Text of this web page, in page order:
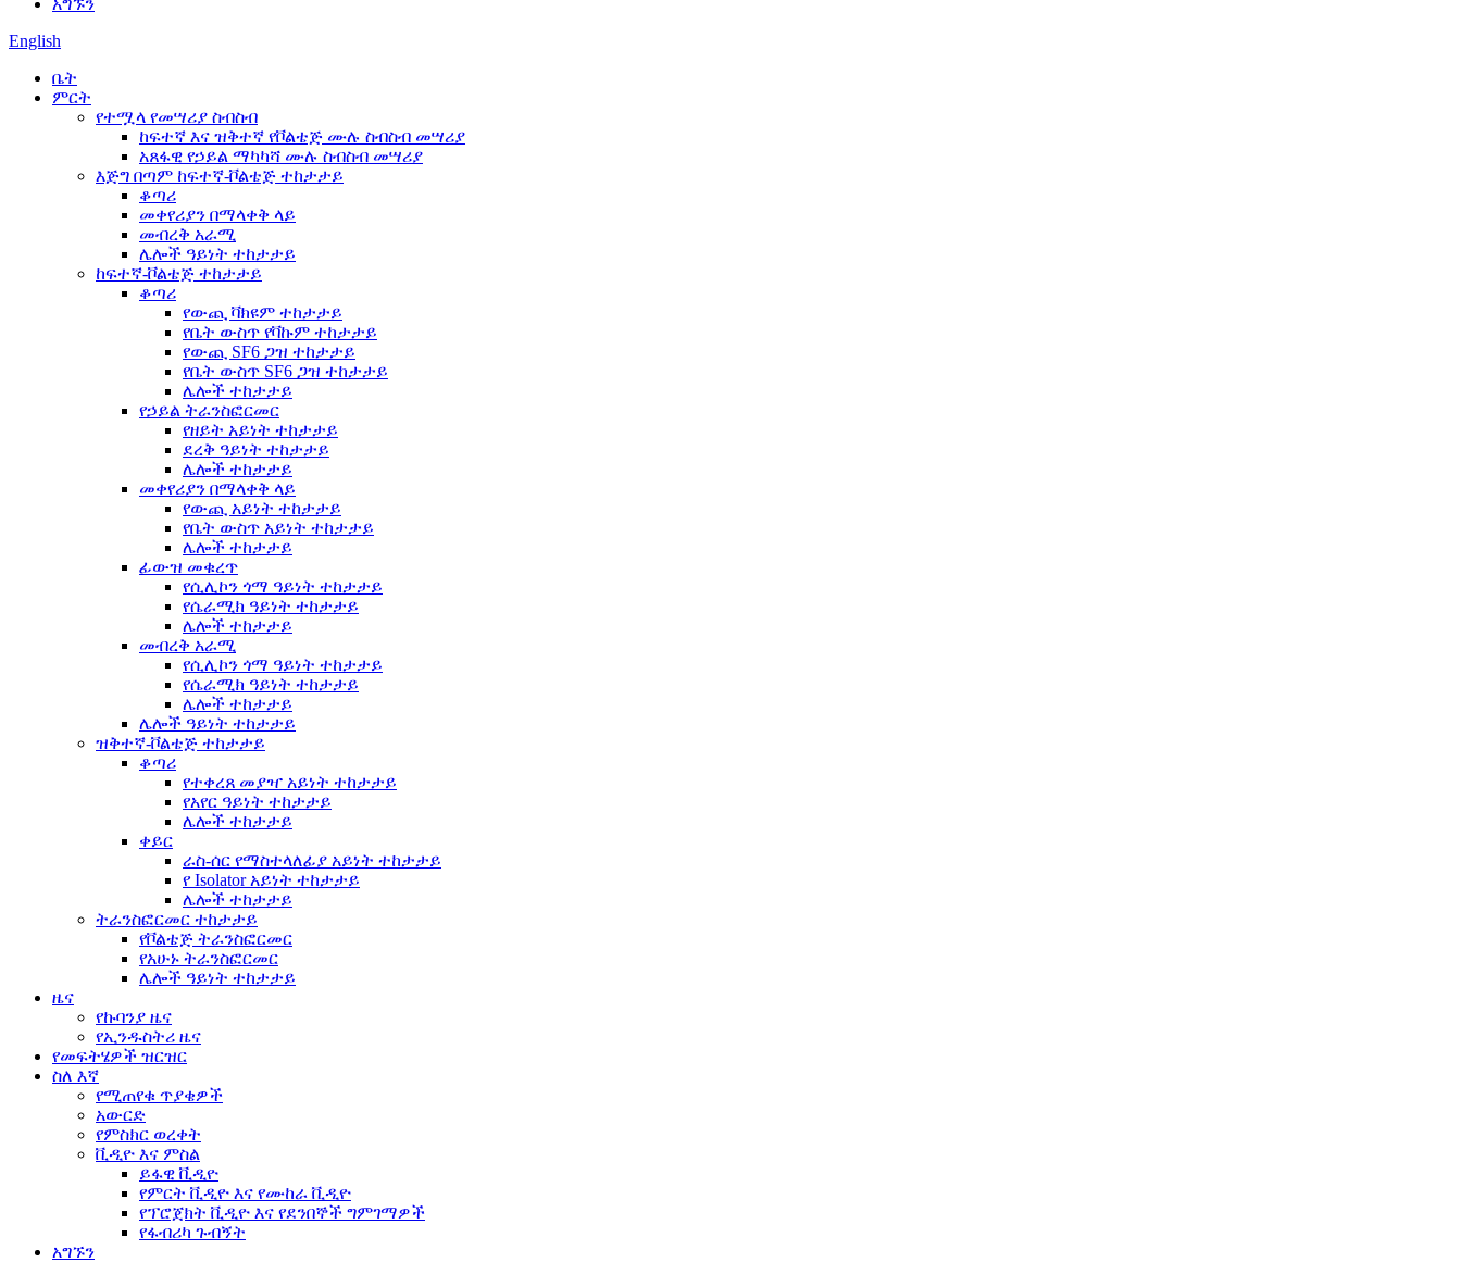
አግኙን
English
ቤት
ምርት
የተሟላ የመሣሪያ ስብስብ
ከፍተኛ እና ዝቅተኛ የቮልቴጅ ሙሉ ስብስብ መሣሪያ
አጸፋዊ የኃይል ማካካሻ ሙሉ ስብስብ መሣሪያ
እጅግ በጣም ከፍተኛ-ቮልቴጅ ተከታታይ
ቆጣሪ
መቀየሪያን በማላቀቅ ላይ
መብረቅ አራሚ
ሌሎች ዓይነት ተከታታይ
ከፍተኛ-ቮልቴጅ ተከታታይ
ቆጣሪ
የውጪ ቫክዩም ተከታታይ
የቤት ውስጥ የቫኩም ተከታታይ
የውጪ SF6 ጋዝ ተከታታይ
የቤት ውስጥ SF6 ጋዝ ተከታታይ
ሌሎች ተከታታይ
የኃይል ትራንስፎርመር
የዘይት አይነት ተከታታይ
ደረቅ ዓይነት ተከታታይ
ሌሎች ተከታታይ
መቀየሪያን በማላቀቅ ላይ
የውጪ አይነት ተከታታይ
የቤት ውስጥ አይነት ተከታታይ
ሌሎች ተከታታይ
ፊውዝ መቁረጥ
የሲሊኮን ጎማ ዓይነት ተከታታይ
የሴራሚክ ዓይነት ተከታታይ
ሌሎች ተከታታይ
መብረቅ አራሚ
የሲሊኮን ጎማ ዓይነት ተከታታይ
የሴራሚክ ዓይነት ተከታታይ
ሌሎች ተከታታይ
ሌሎች ዓይነት ተከታታይ
ዝቅተኛ-ቮልቴጅ ተከታታይ
ቆጣሪ
የተቀረጸ መያዣ አይነት ተከታታይ
የአየር ዓይነት ተከታታይ
ሌሎች ተከታታይ
ቀይር
ራስ-ሰር የማስተላለፊያ አይነት ተከታታይ
የ Isolator አይነት ተከታታይ
ሌሎች ተከታታይ
ትራንስፎርመር ተከታታይ
የቮልቴጅ ትራንስፎርመር
የአሁኑ ትራንስፎርመር
ሌሎች ዓይነት ተከታታይ
ዜና
የኩባንያ ዜና
የኢንዱስትሪ ዜና
የመፍትሄዎች ዝርዝር
ስለ እኛ
የሚጠየቁ ጥያቄዎች
አውርድ
የምስክር ወረቀት
ቪዲዮ እና ምስል
ይፋዊ ቪዲዮ
የምርት ቪዲዮ እና የሙከራ ቪዲዮ
የፕሮጀክት ቪዲዮ እና የደንበኞች ግምገማዎች
የፋብሪካ ጉብኝት
አግኙን